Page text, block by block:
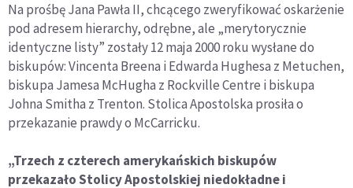
Na prośbę Jana Pawła II, chcącego zweryfikować oskarżenie
pod adresem hierarchy, odrębne, ale „merytorycznie
identyczne listy” zostały 12 maja 2000 roku wysłane do
biskupów: Vincenta Breena i Edwarda Hughesa z Metuchen,
biskupa Jamesa McHugha z Rockville Centre i biskupa
Johna Smitha z Trenton. Stolica Apostolska prosiła o
przekazanie prawdy o McCarricku.
„Trzech z czterech amerykańskich biskupów
przekazało Stolicy Apostolskiej niedokładne i